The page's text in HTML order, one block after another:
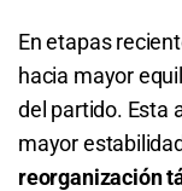
Total de Goles -
3.40
Total de Goles -
En etapas
hacia mayor
del partido. Esta
mayor
reorganización